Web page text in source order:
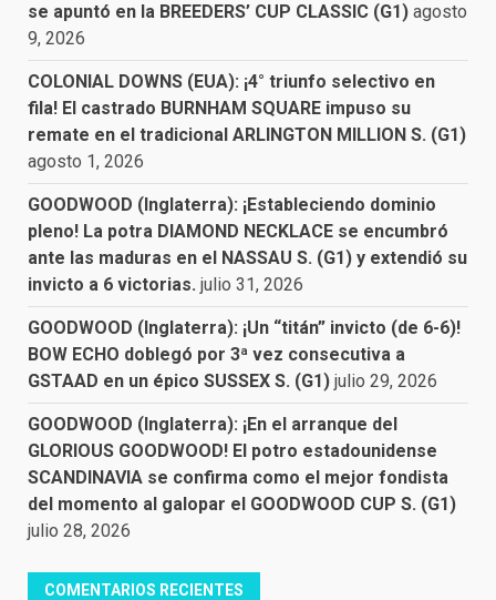
se apuntó en la BREEDERS’ CUP CLASSIC (G1) agosto
9, 2026
COLONIAL DOWNS (EUA): ¡4° triunfo selectivo en
fila! El castrado BURNHAM SQUARE impuso su
remate en el tradicional ARLINGTON MILLION S. (G1)
agosto 1, 2026
GOODWOOD (Inglaterra): ¡Estableciendo dominio
pleno! La potra DIAMOND NECKLACE se encumbró
ante las maduras en el NASSAU S. (G1) y extendió su
invicto a 6 victorias. julio 31, 2026
GOODWOOD (Inglaterra): ¡Un “titán” invicto (de 6-6)!
BOW ECHO doblegó por 3ª vez consecutiva a
GSTAAD en un épico SUSSEX S. (G1) julio 29, 2026
GOODWOOD (Inglaterra): ¡En el arranque del
GLORIOUS GOODWOOD! El potro estadounidense
SCANDINAVIA se confirma como el mejor fondista
del momento al galopar el GOODWOOD CUP S. (G1)
julio 28, 2026
COMENTARIOS RECIENTES